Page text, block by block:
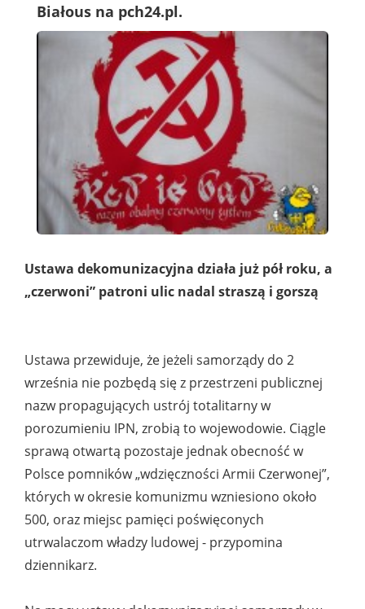
Białous na pch24.pl.
Ustawa dekomunizacyjna działa już pół roku, a
„czerwoni” patroni ulic nadal straszą i gorszą
Ustawa przewiduje, że jeżeli samorządy do 2
września nie pozbędą się z przestrzeni publicznej
nazw propagujących ustrój totalitarny w
porozumieniu IPN, zrobią to wojewodowie. Ciągle
sprawą otwartą pozostaje jednak obecność w
Polsce pomników „wdzięczności Armii Czerwonej”,
których w okresie komunizmu wzniesiono około
500, oraz miejsc pamięci poświęconych
utrwalaczom władzy ludowej - przypomina
dziennikarz.